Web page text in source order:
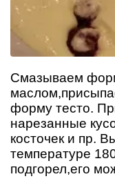
Смазываем
форму тесто.
нарезанные
косточек и пр.
температуре
подгорел,его